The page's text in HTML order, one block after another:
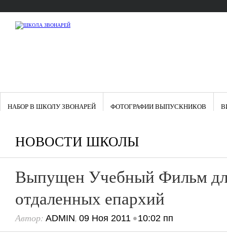
НАБОР В ШКОЛУ ЗВОНАРЕЙ ФОТОГРАФИИ ВЫПУСКНИКОВ
НОВОСТИ ШКОЛЫ
Выпущен Учебный Фильм
отдаленных епархий
Автор: ADMIN, 09 Ноя 2011 •10:02 пп